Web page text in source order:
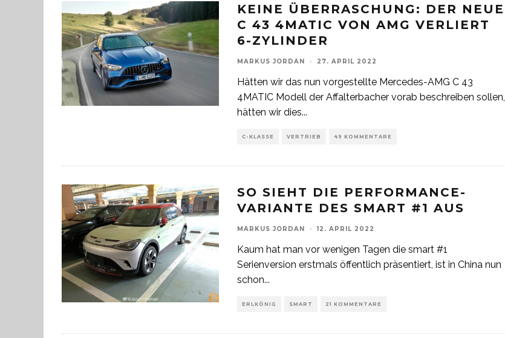
KEINE ÜBERRASCHUNG: DER NEUE
C 43 4MATIC VON AMG VERLIERT
6-ZYLINDER
MARKUS JORDAN · 27. APRIL 2022
Hätten wir das nun vorgestellte Mercedes-AMG C 43
4MATIC Modell der Affalterbacher vorab beschreiben sollen,
hätten wir dies...
C-KLASSE VERTRIEB 49 KOMMENTARE
SO SIEHT DIE PERFORMANCE-
VARIANTE DES SMART #1 AUS
MARKUS JORDAN · 12. APRIL 2022
Kaum hat man vor wenigen Tagen die smart #1
Serienversion erstmals öffentlich präsentiert, ist in China nun
schon...
ERLKÖNIG SMART 21 KOMMENTARE